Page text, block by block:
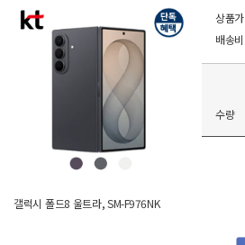
갤럭시 폴드8 울트라, SM-F976NK
상품가
배송비
수량